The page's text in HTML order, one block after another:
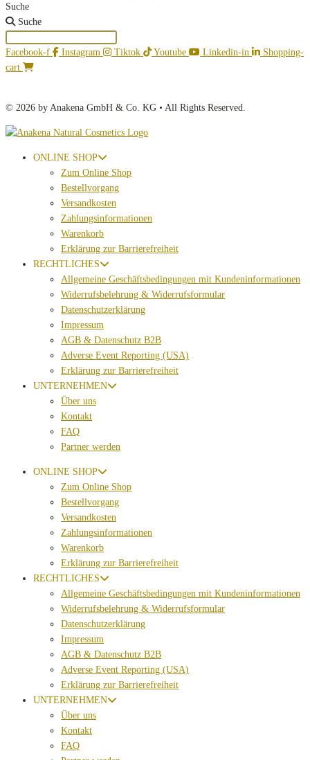
Suche
Suche
Facebook-f Instagram Tiktok Youtube Linkedin-in
Shopping-
cart
© 2026 by Anakena GmbH & Co. KG • All Rights Reserved.
ONLINE SHOP
Zum Online Shop
Bestellvorgang
Versandkosten
Zahlungsinformationen
Warenkorb
Erklärung zur Barrierefreiheit
RECHTLICHES
Allgemeine Geschäftsbedingungen mit Kundeninformationen
Widerrufsbelehrung & Widerrufsformular
Datenschutzerklärung
Impressum
AGB & Datenschutz B2B
Adverse Event Reporting (USA)
Erklärung zur Barrierefreiheit
UNTERNEHMEN
Über uns
Kontakt
FAQ
Partner werden
ONLINE SHOP
Zum Online Shop
Bestellvorgang
Versandkosten
Zahlungsinformationen
Warenkorb
Erklärung zur Barrierefreiheit
RECHTLICHES
Allgemeine Geschäftsbedingungen mit Kundeninformationen
Widerrufsbelehrung & Widerrufsformular
Datenschutzerklärung
Impressum
AGB & Datenschutz B2B
Adverse Event Reporting (USA)
Erklärung zur Barrierefreiheit
UNTERNEHMEN
Über uns
Kontakt
FAQ